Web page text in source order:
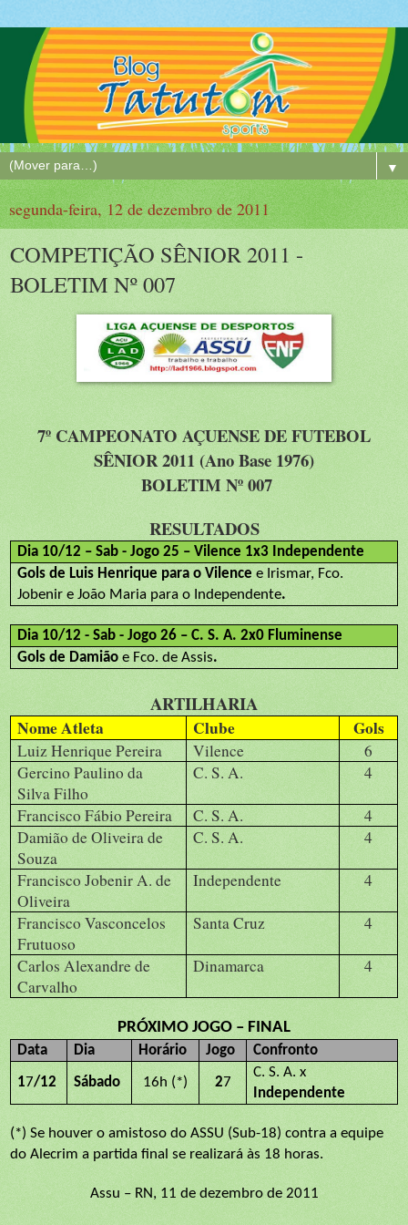
▼
segunda-feira, 12 de dezembro de 2011
COMPETIÇÃO SÊNIOR 2011 -
BOLETIM Nº 007
7º CAMPEONATO AÇUENSE DE FUTEBOL
SÊNIOR 2011 (Ano Base 1976)
BOLETIM Nº 007
RESULTADOS
Dia 10/12 – Sab - Jogo 25 – Vilence 1x3 Independente
Gols de Luis Henrique para o Vilence e Irismar, Fco.
Jobenir e João Maria para o Independente.
Dia 10/12 - Sab - Jogo 26 – C. S. A. 2x0 Fluminense
Gols de Damião e Fco. de Assis.
ARTILHARIA
Nome Atleta Clube Gols
Luiz Henrique Pereira Vilence
6
Gercino Paulino da
Silva Filho
C. S. A. 4
Francisco Fábio Pereira C. S. A.
4
Damião de Oliveira de
Souza
C. S. A. 4
Francisco Jobenir A. de
Oliveira
Independente 4
Francisco Vasconcelos
Frutuoso
Santa Cruz 4
Carlos Alexandre de
Carvalho
Dinamarca 4
PRÓXIMO JOGO – FINAL
Data Dia Horário Jogo Confronto
17/12 Sábado 16h (*) 27
C. S. A. x
Independente
(*) Se houver o amistoso do ASSU (Sub-18) contra a equipe
do Alecrim a partida final se realizará às 18 horas.
Assu – RN, 11 de dezembro de 2011